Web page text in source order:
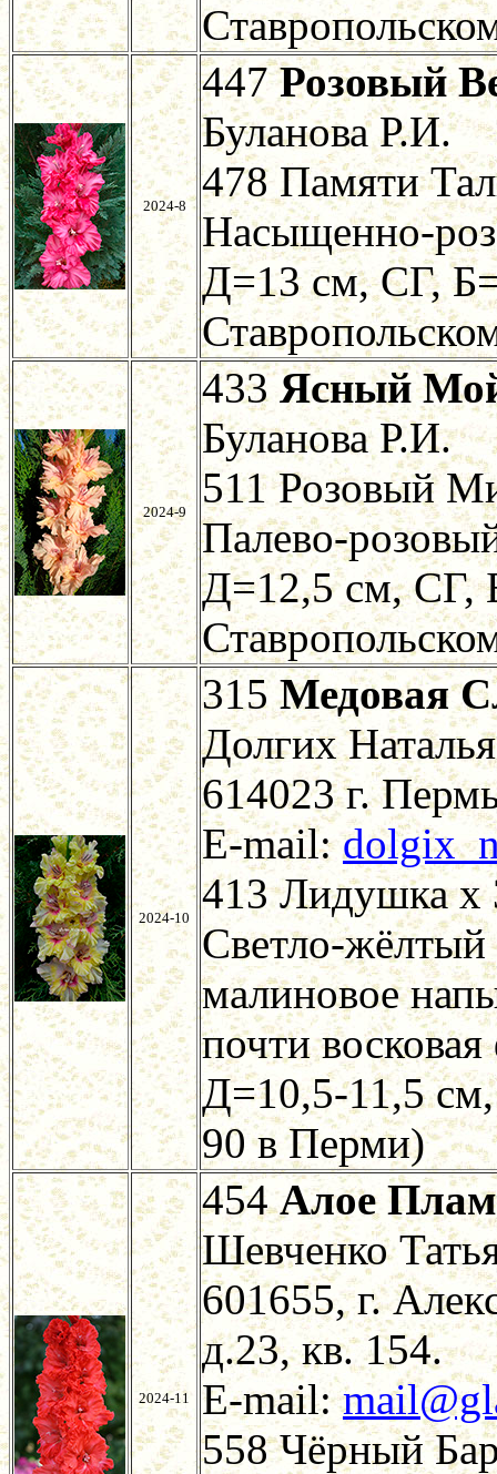
2024-8
447Розовый
Буланова Р.И.
478 Памяти
Насыщенно-
Д=13 см, СГ,
2024-9
433Ясный
Буланова Р.И.
511 Розовый
Палево-
Д=12,5 см, СГ,
2024-10
315Медовая
Долгих
614023 г.
E-mail:
413 Лидушка х
Светло-жёлтый
малиновое
почти
Д=10,5-11,5
90 в Перми)
2024-11
454Алое
Шевченко
601655, г.
д.23, кв. 154.
E-mail:
558 Чёрный